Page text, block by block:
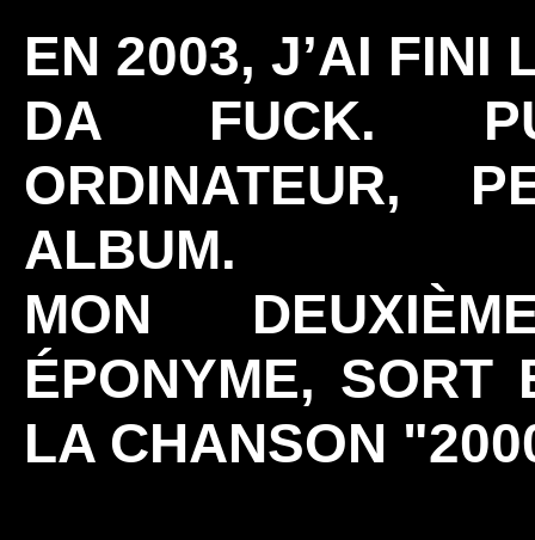
EN 2003, J’AI FINI
DA FUCK.
ORDINATEUR,
ALBUM.
MON
ÉPONYME, SORT
LA CHANSON